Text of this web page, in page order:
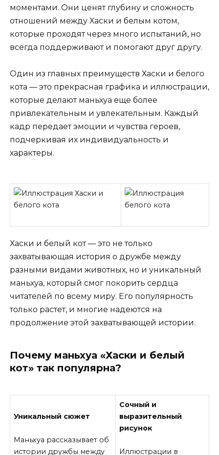
моментами. Они ценят глубину и сложность
отношений между Хаски и белым котом,
которые проходят через много испытаний, но
всегда поддерживают и помогают друг другу.
Один из главных преимуществ Хаски и белого
кота — это прекрасная графика и иллюстрации,
которые делают маньхуа еще более
привлекательным и увлекательным. Каждый
кадр передает эмоции и чувства героев,
подчеркивая их индивидуальность и
характеры.
Хаски и белый кот — это не только
захватывающая история о дружбе между
разными видами животных, но и уникальный
маньхуа, который смог покорить сердца
читателей по всему миру. Его популярность
только растет, и многие надеются на
продолжение этой захватывающей истории.
Почему маньхуа «Хаски и белый
кот» так популярна?
Уникальный сюжет
Маньхуа рассказывает об
истории дружбы между
Сочный и
выразительный
рисунок
Иллюстрации в